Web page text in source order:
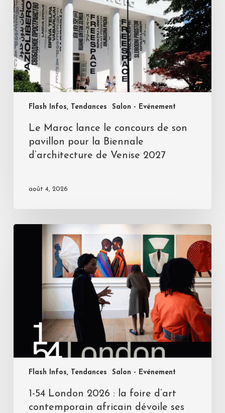
Flash Infos, Tendances Salon - Evénement
Le Maroc lance le concours de son
pavillon pour la Biennale
d’architecture de Venise 2027
août 4, 2026
Flash Infos, Tendances Salon - Evénement
1-54 London 2026 : la foire d’art
contemporain africain dévoile ses